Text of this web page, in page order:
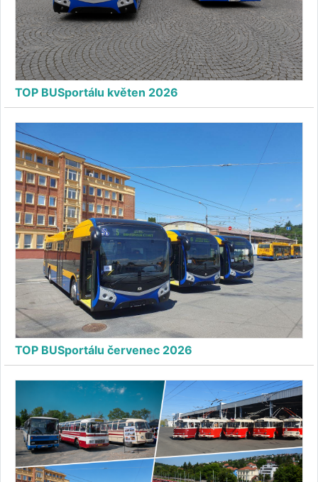
TOP BUSportálu květen 2026
TOP BUSportálu červenec 2026